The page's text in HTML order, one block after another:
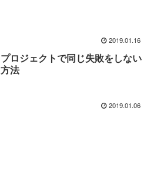
2019.01.16
プロジェクトで同じ失敗をしない
方法
2019.01.06